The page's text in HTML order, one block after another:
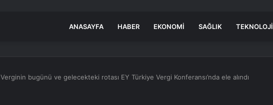
ANASAYFA HABER EKONOMI SAĞLIK TEKNOLOJI
Verginin bugünü ve gelecekteki rotası EY Türkiye Vergi Konferansı’nda ele alındı